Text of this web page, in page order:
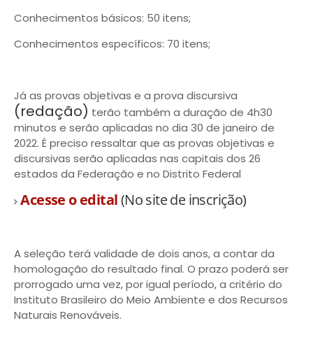
Conhecimentos básicos: 50 itens;
Conhecimentos específicos: 70 itens;
Já as provas objetivas e a prova discursiva
(redação) terão também a duração de 4h30
minutos e serão aplicadas no dia 30 de janeiro de
2022. É preciso ressaltar que as provas objetivas e
discursivas serão aplicadas nas capitais dos 26
estados da Federação e no Distrito Federal
Acesse o edital(No site de inscrição)
A seleção terá validade de dois anos, a contar da
homologação do resultado final. O prazo poderá ser
prorrogado uma vez, por igual período, a critério do
Instituto Brasileiro do Meio Ambiente e dos Recursos
Naturais Renováveis.